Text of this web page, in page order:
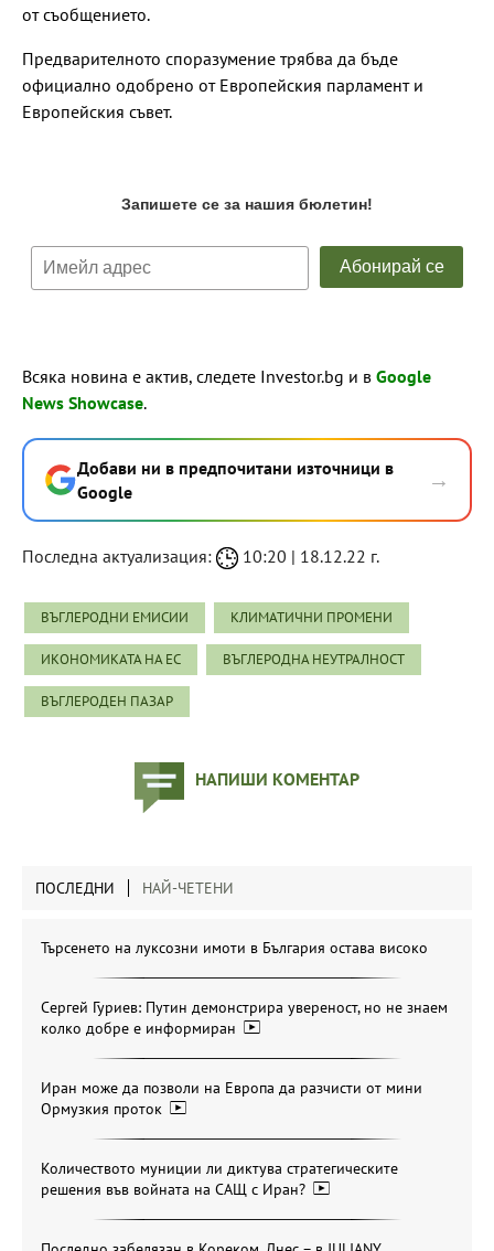
от съобщението.
Предварителното споразумение трябва да бъде
официално одобрено от Европейския парламент и
Европейския съвет.
Всяка новина е актив, следете Investor.bg и в Google
News Showcase.
Добави ни в предпочитани източници в
Google
→
Последна актуализация: 10:20 | 18.12.22 г.
ВЪГЛЕРОДНИ ЕМИСИИ КЛИМАТИЧНИ ПРОМЕНИ
ИКОНОМИКАТА НА ЕС ВЪГЛЕРОДНА НЕУТРАЛНОСТ
ВЪГЛЕРОДЕН ПАЗАР
НАПИШИ КОМЕНТАР
ПОСЛЕДНИ НАЙ-ЧЕТЕНИ
Търсенето на луксозни имоти в България остава високо
Сергей Гуриев: Путин демонстрира увереност, но не знаем
колко добре е информиран
Иран може да позволи на Европа да разчисти от мини
Ормузкия проток
Количеството муниции ли диктува стратегическите
решения във войната на САЩ с Иран?